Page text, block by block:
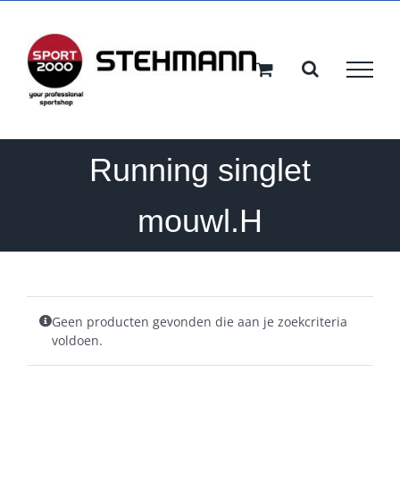
inhoud
Running singlet
mouwl.H
Geen producten gevonden die aan je zoekcriteria
voldoen.